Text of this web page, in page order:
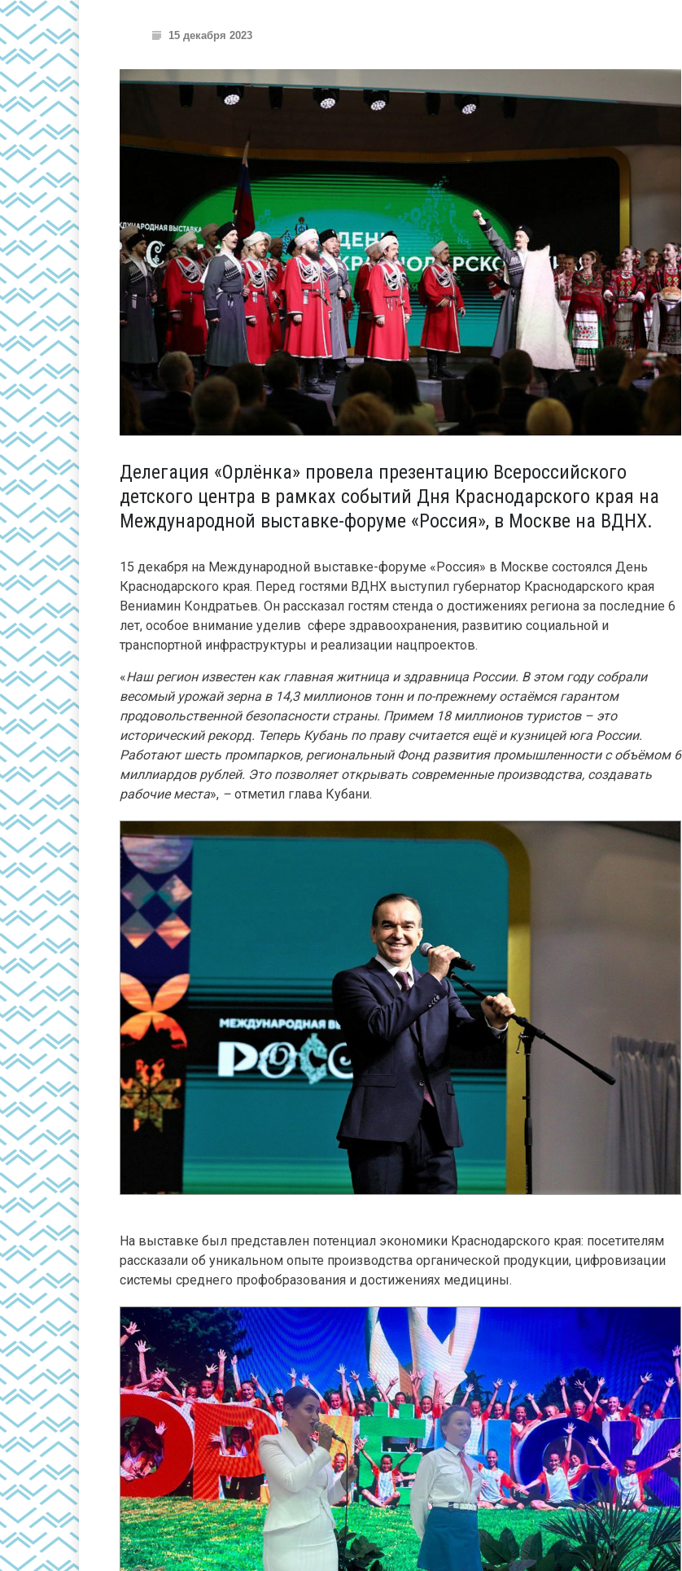
15 декабря 2023
Делегация «Орлёнка» провела презентацию Всероссийского
детского центра в рамках событий Дня Краснодарского края на
Международной выставке-форуме «Россия», в Москве на ВДНХ.
15 декабря на Международной выставке-форуме «Россия» в Москве состоялся День
Краснодарского края. Перед гостями ВДНХ выступил губернатор Краснодарского края
Вениамин Кондратьев. Он рассказал гостям стенда о достижениях региона за последние 6
лет, особое внимание уделив сфере здравоохранения, развитию социальной и
транспортной инфраструктуры и реализации нацпроектов.
«Наш регион известен как главная житница и здравница России. В этом году собрали
весомый урожай зерна в 14,3 миллионов тонн и по-прежнему остаёмся гарантом
продовольственной безопасности страны. Примем 18 миллионов туристов – это
исторический рекорд. Теперь Кубань по праву считается ещё и кузницей юга России.
Работают шесть промпарков, региональный Фонд развития промышленности с объёмом 6
миллиардов рублей. Это позволяет открывать современные производства, создавать
рабочие места», – отметил глава Кубани.
На выставке был представлен потенциал экономики Краснодарского края: посетителям
рассказали об уникальном опыте производства органической продукции, цифровизации
системы среднего профобразования и достижениях медицины.